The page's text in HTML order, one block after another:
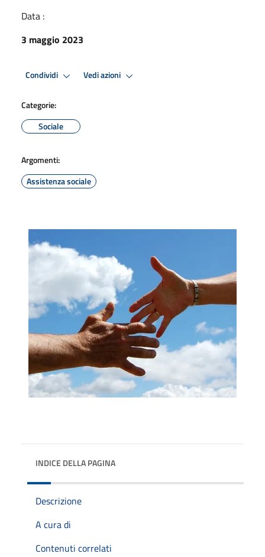
Data :
3 maggio 2023
Condividi Vedi azioni
Categorie:
Sociale
Argomenti:
Assistenza sociale
INDICE DELLA PAGINA
Descrizione
A cura di
Contenuti correlati